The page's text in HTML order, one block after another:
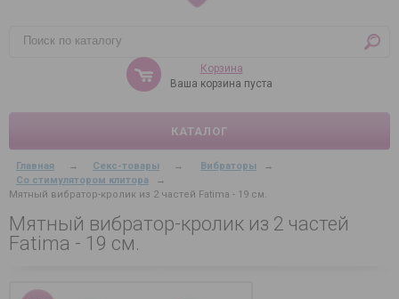
Корзина
Ваша корзина пуста
КАТАЛОГ
Главная → Секс-товары → Вибраторы
→
Со стимулятором клитора
→
Мятный вибратор-кролик из 2 частей Fatima - 19 см.
Мятный вибратор-кролик из 2 частей
Fatima - 19 см.